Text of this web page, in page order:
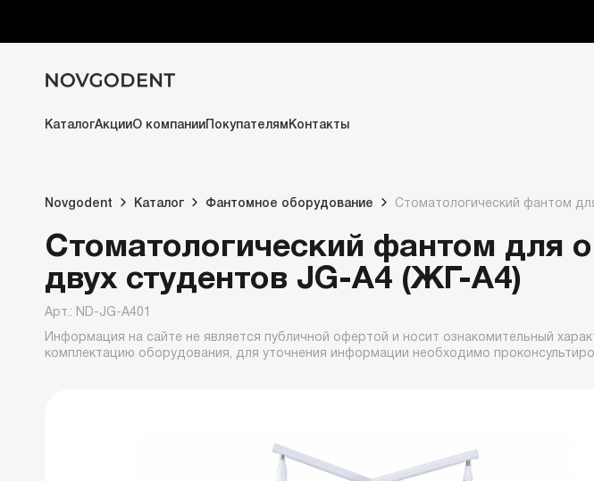
КаталогАкцииО компании Покупателям Контакты
Novgodent Каталог Фантомное оборудование Стоматологический фантом
Стоматологический фантом для
двух студентов JG-A4 (ЖГ-А4)
Арт.: ND-JG-A401
Информация на сайте не является публичной офертой и носит ознакомительный
комплектацию оборудования, для уточнения информации необходимо